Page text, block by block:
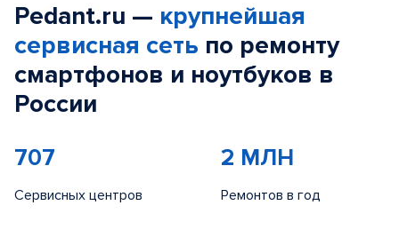
Pedant.ru — крупнейшая
сервисная сеть по ремонту
смартфонов и ноутбуков в
России
707
Сервисных центров
2 МЛН
Ремонтов в год